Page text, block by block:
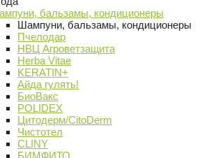
бальзамы, кондиционеры
Шампуни, бальзамы, кондиционеры
Пчелодар
НВЦ Агроветзащита
Herba Vitae
KERATIN+
Айда гулять!
БиоВакс
POLIDEX
Цитодерм/CitoDerm
Чистотел
CLINY
БИМФИТО